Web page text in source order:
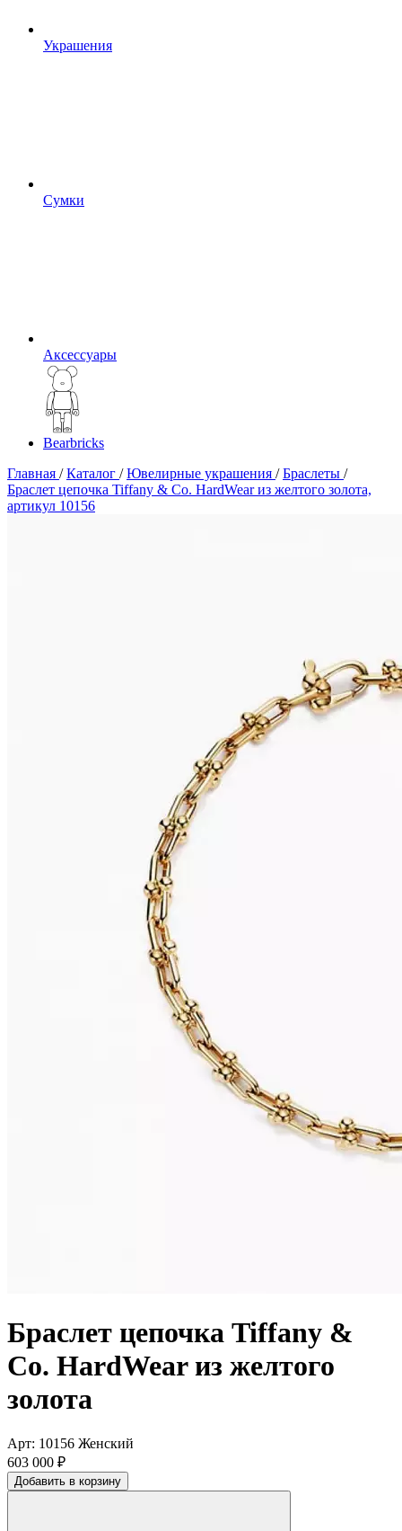
Украшения
Сумки
Аксессуары
Bearbricks
Главная /Каталог /Ювелирные украшения /Браслеты /
Браслет цепочка Tiffany & Co. HardWear из желтого золота,
артикул 10156
Браслет цепочка Tiffany &
Co. HardWear из желтого
золота
Арт: 10156 Женский
603 000 ₽
Добавить в корзину